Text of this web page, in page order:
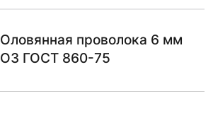
Оловянная проволока 6 мм
О3 ГОСТ 860-75